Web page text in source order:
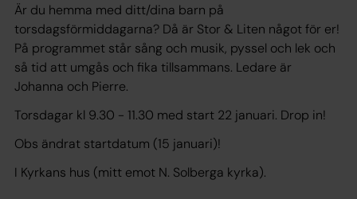
Är du hemma med ditt/dina barn på
torsdagsförmiddagarna? Då är Stor & Liten något för er!
På programmet står sång och musik, pyssel och lek och
så tid att umgås och fika tillsammans. Ledare är
Johanna och Pierre.
Torsdagar kl 9.30 - 11.30 med start 22 januari. Drop in!
Obs ändrat startdatum (15 januari)!
I Kyrkans hus (mitt emot N. Solberga kyrka).